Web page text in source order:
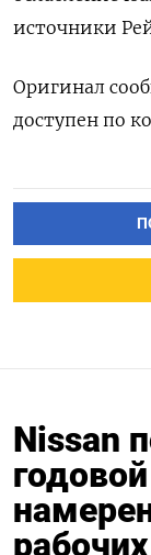
источники
Оригинал
доступен по
Nissan
рабочих